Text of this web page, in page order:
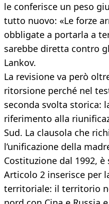
le conferisce un peso
tutto nuovo: «Le forze
obbligate a portarla a
sarebbe diretta contro
Lankov.
La revisione va però
ritorsione perché nel
seconda svolta storica:
riferimento alla
Sud. La clausola che
l’unificazione della
Costituzione dal 1992,
Articolo 2 inserisce per
territoriale: il territorio